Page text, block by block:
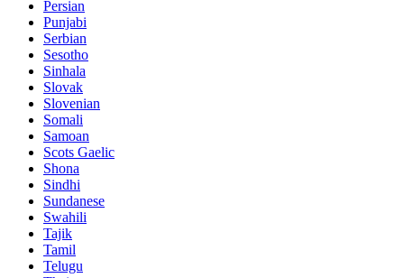
Persian
Punjabi
Serbian
Sesotho
Sinhala
Slovak
Slovenian
Somali
Samoan
Scots Gaelic
Shona
Sindhi
Sundanese
Swahili
Tajik
Tamil
Telugu